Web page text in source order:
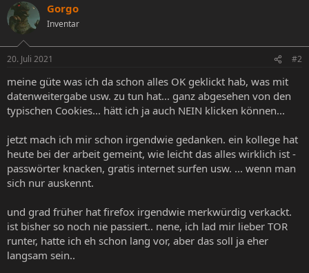
Gorgo
Inventar
20. Juli 2021 #2
meine güte was ich da schon alles OK geklickt hab, was mit
datenweitergabe usw. zu tun hat... ganz abgesehen von den
typischen Cookies... hätt ich ja auch NEIN klicken können...
jetzt mach ich mir schon irgendwie gedanken. ein kollege hat
heute bei der arbeit gemeint, wie leicht das alles wirklich ist -
passwörter knacken, gratis internet surfen usw. ... wenn man
sich nur auskennt.
und grad früher hat firefox irgendwie merkwürdig verkackt.
ist bisher so noch nie passiert.. nene, ich lad mir lieber TOR
runter, hatte ich eh schon lang vor, aber das soll ja eher
langsam sein..